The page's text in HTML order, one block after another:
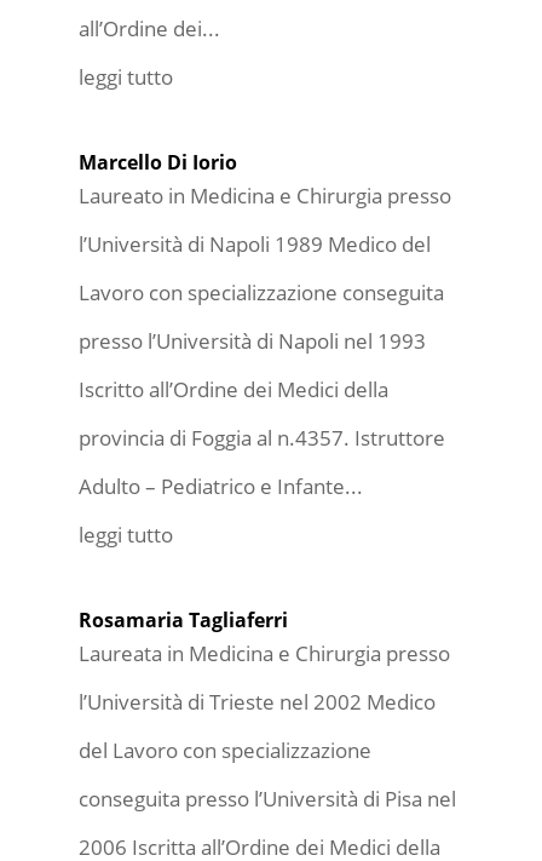
all’Ordine dei...
leggi tutto
Marcello Di Iorio
Laureato in Medicina e Chirurgia presso
l’Università di Napoli 1989 Medico del
Lavoro con specializzazione conseguita
presso l’Università di Napoli nel 1993
Iscritto all’Ordine dei Medici della
provincia di Foggia al n.4357. Istruttore
Adulto – Pediatrico e Infante...
leggi tutto
Rosamaria Tagliaferri
Laureata in Medicina e Chirurgia presso
l’Università di Trieste nel 2002 Medico
del Lavoro con specializzazione
conseguita presso l’Università di Pisa nel
2006 Iscritta all’Ordine dei Medici della